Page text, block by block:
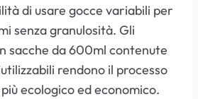
di usare gocce variabili per
senza granulosità. Gli
sacche da 600ml contenute
rendono il processo
ecologico ed economico.